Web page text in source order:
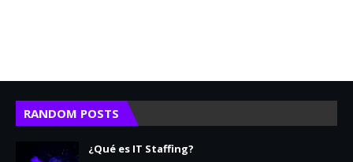
RANDOM POSTS
¿Qué es IT Staffing?